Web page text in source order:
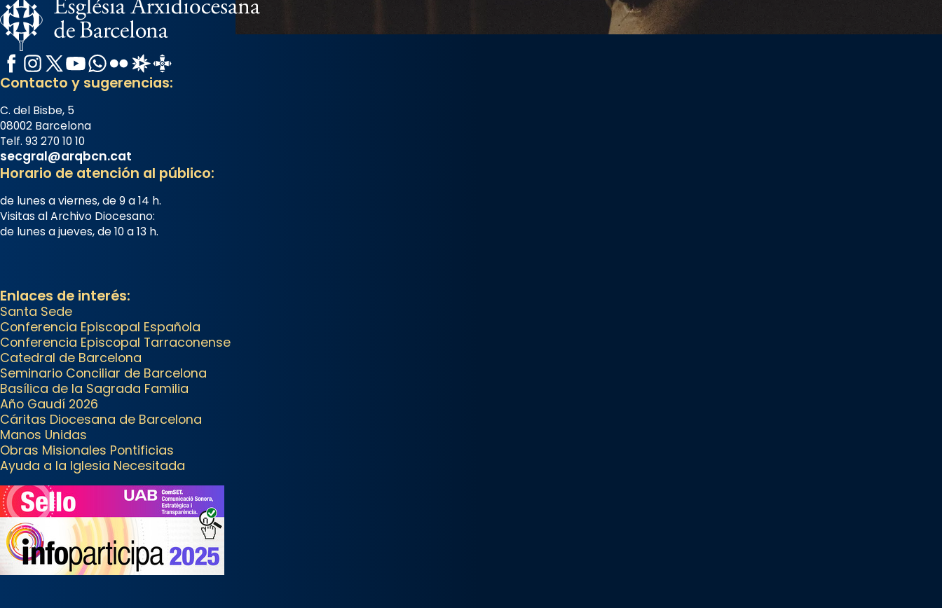
Arquebisbat de Barcelona
Memòria de les santes Juliana i
Semproniana, verges i màrtirs.
Acompanyant la història de sant
Cugat, a partir de l’Edat Mitjana
sorgeix la tradició que les santes
Juliana (“relatiu a Júlia”) i
Semprònia = eterna”) són
deixebles seves. I l’any 1667, el
reivindicarà les relíq
...Ver más
Foto
View on Facebook Share
Arquebisbat de Barcelona
2 weeks ago
Jaume, fill de Zebedeu, és
juntament amb el seu germà
Joan i Pere un dels que
acompanyava més de prop
Jesús.
Segons el llibre dels Fets (12,2)
fou el primer apòstol màrtir,
Facebook
Instagram
X / Twitter
YouTube
WhatsApp
FlickrRadio Estel
Catalunya Cristiana
Contacto y sugerencias:
C. del Bisbe, 5
08002 Barcelona
Telf. 93 270 10 10
secgral@arqbcn.cat
Horario de atención al público:
de lunes a viernes, de 9 a 14 h.
Visitas al Archivo Diocesano:
de lunes a jueves, de 10 a 13 h.
Enlaces de interés:
Santa Sede
Conferencia Episcopal Española
Conferencia Episcopal Tarraconense
Catedral de Barcelona
Seminario Conciliar de Barcelona
Basílica de la Sagrada Familia
Año Gaudí 2026
Cáritas Diocesana de Barcelona
Manos Unidas
Obras Misionales Pontificias
Ayuda a la Iglesia Necesitada